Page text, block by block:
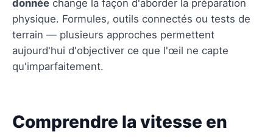
Questions fréquentes
donnée change la façon d'aborder la préparation
physique. Formules, outils connectés ou tests de
terrain — plusieurs approches permettent
aujourd'hui d'objectiver ce que l'œil ne capte
qu'imparfaitement.
Comprendre la vitesse en